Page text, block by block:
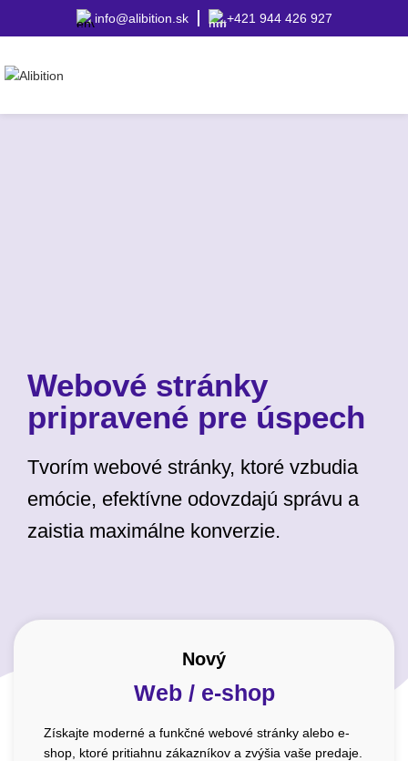
info@alibition.sk +421 944 426 927
Webové stránky
pripravené pre úspech
Tvorím webové stránky, ktoré vzbudia
emócie, efektívne odovzdajú správu a
zaistia maximálne konverzie.
Nový
Web / e-shop
Získajte moderné a funkčné webové stránky alebo e-
shop, ktoré pritiahnu zákazníkov a zvýšia vaše predaje.